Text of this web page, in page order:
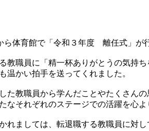
体育館で「令和３年度 離任式」が
教職員に「精一杯ありがとうの気持
温かい拍手を送ってくれました。
た教職員から学んだことやたくさん
なそれぞれのステージでの活躍を心よ
ましては、転退職する教職員に対